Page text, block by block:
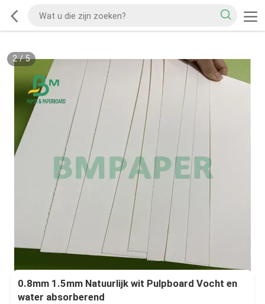
2/5
0.8mm 1.5mm Natuurlijk wit Pulpboard Vocht en
water absorberend